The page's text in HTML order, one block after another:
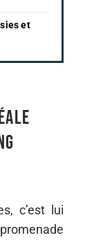
et
c’est lui